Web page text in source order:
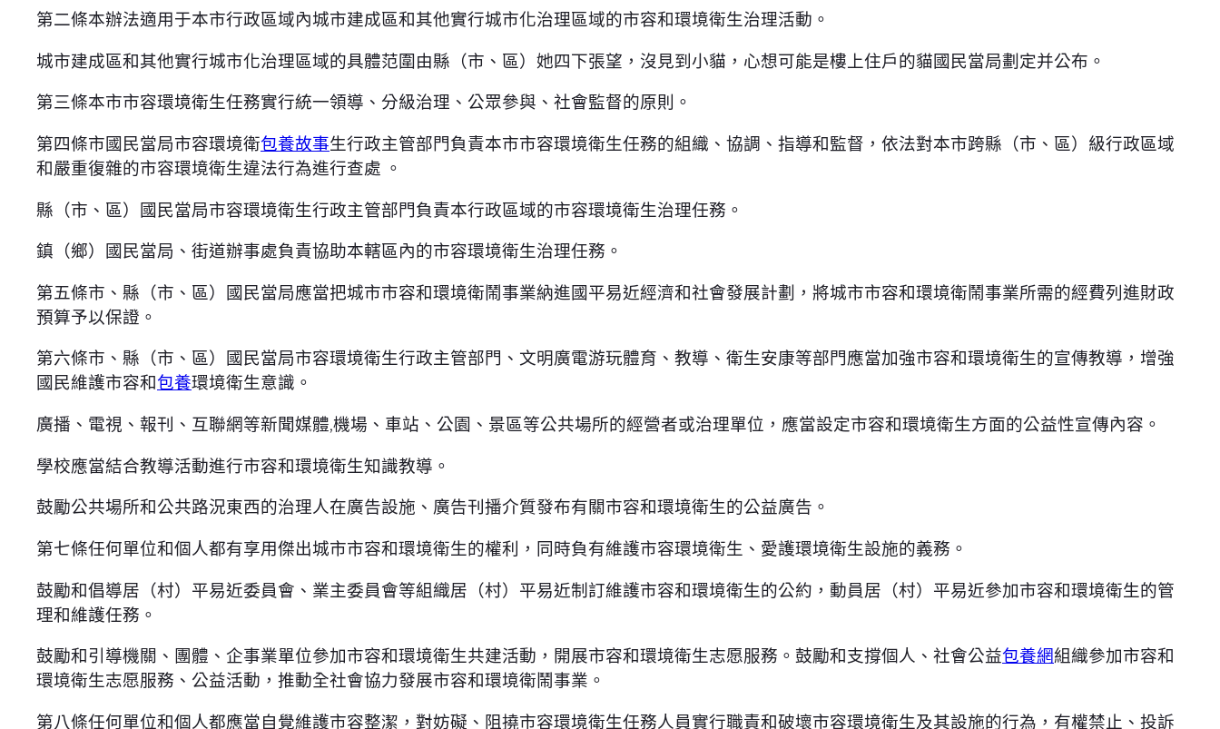
第二條本辦法適用于本市行政區域內城市建成區和其他實行城市化治理區域的市容和環境衛生治理活動。
城市建成區和其他實行城市化治理區域的具體范圍由縣（市、區）她四下張望，沒見到小貓，心想可能是樓上住戶的貓國民當局劃定并公布。
第三條本市市容環境衛生任務實行統一領導、分級治理、公眾參與、社會監督的原則。
第四條市國民當局市容環境衛包養故事生行政主管部門負責本市市容環境衛生任務的組織、協調、指導和監督，依法對本市跨縣（市、區）級行政區域
和嚴重復雜的市容環境衛生違法行為進行查處 。
縣（市、區）國民當局市容環境衛生行政主管部門負責本行政區域的市容環境衛生治理任務。
鎮（鄉）國民當局、街道辦事處負責協助本轄區內的市容環境衛生治理任務。
第五條市、縣（市、區）國民當局應當把城市市容和環境衛鬧事業納進國平易近經濟和社會發展計劃，將城市市容和環境衛鬧事業所需的經費列進財政
預算予以保證。
第六條市、縣（市、區）國民當局市容環境衛生行政主管部門、文明廣電游玩體育、教導、衛生安康等部門應當加強市容和環境衛生的宣傳教導，增強
國民維護市容和包養環境衛生意識。
廣播、電視、報刊、互聯網等新聞媒體,機場、車站、公園、景區等公共場所的經營者或治理單位，應當設定市容和環境衛生方面的公益性宣傳內容。
學校應當結合教導活動進行市容和環境衛生知識教導。
鼓勵公共場所和公共路況東西的治理人在廣告設施、廣告刊播介質發布有關市容和環境衛生的公益廣告。
第七條任何單位和個人都有享用傑出城市市容和環境衛生的權利，同時負有維護市容環境衛生、愛護環境衛生設施的義務。
鼓勵和倡導居（村）平易近委員會、業主委員會等組織居（村）平易近制訂維護市容和環境衛生的公約，動員居（村）平易近參加市容和環境衛生的管
理和維護任務。
鼓勵和引導機關、團體、企事業單位參加市容和環境衛生共建活動，開展市容和環境衛生志愿服務。鼓勵和支撐個人、社會公益包養網組織參加市容和
環境衛生志愿服務、公益活動，推動全社會協力發展市容和環境衛鬧事業。
第八條任何單位和個人都應當自覺維護市容整潔，對妨礙、阻撓市容環境衛生任務人員實行職責和破壞市容環境衛生及其設施的行為，有權禁止、投訴